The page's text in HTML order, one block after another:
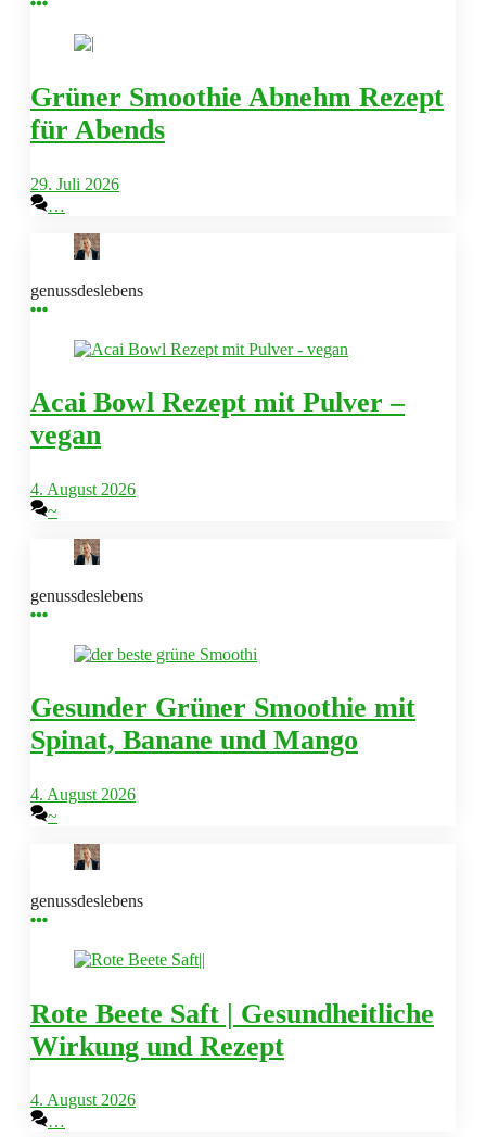
Grüner Smoothie Abnehm Rezept
für Abends
29. Juli 2026
…
genussdeslebens
Acai Bowl Rezept mit Pulver –
vegan
4. August 2026
~
genussdeslebens
Gesunder Grüner Smoothie mit
Spinat, Banane und Mango
4. August 2026
~
genussdeslebens
Rote Beete Saft | Gesundheitliche
Wirkung und Rezept
4. August 2026
…